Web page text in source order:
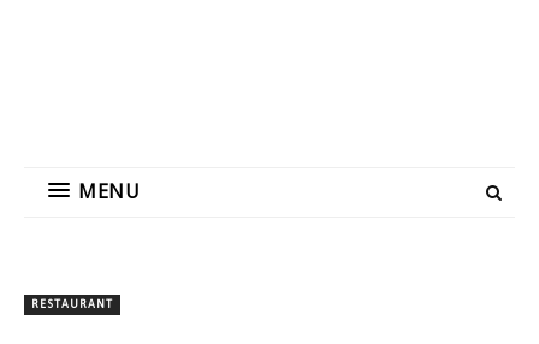
MENU
RESTAURANT